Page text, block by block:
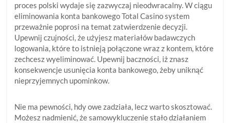
proces polski wydaje się zazwyczaj nieodwracalny. W ciągu
eliminowania konta bankowego Total Casino system
przeważnie poprosi na temat zatwierdzenie decyzji.
Upewnij czujności, że użyjesz materiałów badawczych
logowania, które to istnieją połączone wraz z kontem, które
zechcesz wyeliminować. Upewnij baczności, iż znasz
konsekwencje usunięcia konta bankowego, żeby uniknąć
nieprzyjemnych upominkow.
Nie ma pewności, hdy owe zadziała, lecz warto skosztować.
Możesz nadmienić, że samowykluczenie stało działaniem